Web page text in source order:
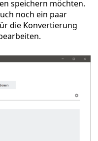
speichern möchten.
noch ein paar
die Konvertierung